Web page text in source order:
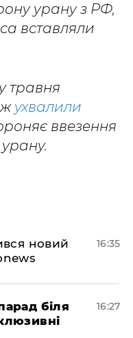
урану з РФ,
вставляли
травня
ж ухвалили
ввезення
новий
16:35
біля
16:27